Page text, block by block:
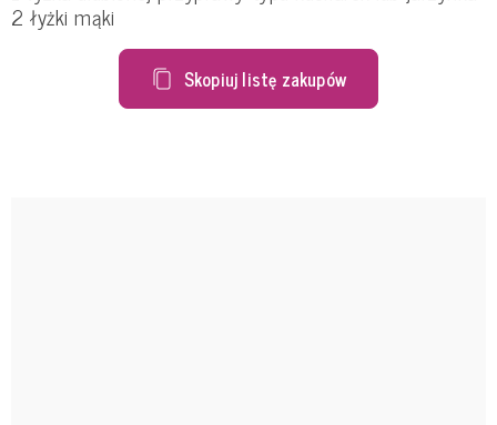
2 łyżki mąki
Skopiuj listę zakupów